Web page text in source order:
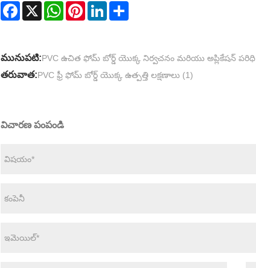
Facebook
X WhatsApp
PinterestLinkedInShare
మునుపటి:PVC ఉచిత ఫోమ్ బోర్డ్ యొక్క నిర్వచనం మరియు అప్లికేషన్ పరిధి
తరువాత:PVC ఫ్రీ ఫోమ్ బోర్డ్ యొక్క ఉత్పత్తి లక్షణాలు (1)
విచారణ పంపండి